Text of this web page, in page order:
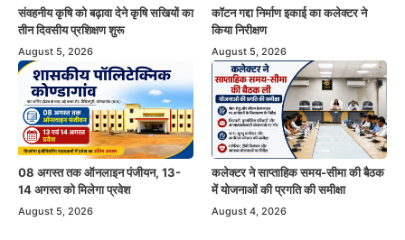
संवहनीय कृषि को बढ़ावा देने कृषि सखियों का
तीन दिवसीय प्रशिक्षण शुरू
August 5, 2026
कॉटन गद्दा निर्माण इकाई का कलेक्टर ने
किया निरीक्षण
August 5, 2026
08 अगस्त तक ऑनलाइन पंजीयन, 13-
14 अगस्त को मिलेगा प्रवेश
August 5, 2026
कलेक्टर ने साप्ताहिक समय-सीमा की बैठक
में योजनाओं की प्रगति की समीक्षा
August 4, 2026